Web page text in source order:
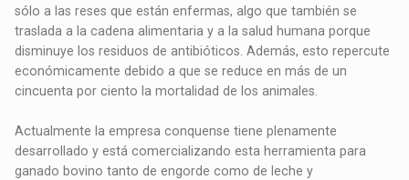
sólo a las reses que están enfermas, algo que también se
traslada a la cadena alimentaria y a la salud humana porque
disminuye los residuos de antibióticos. Además, esto repercute
económicamente debido a que se reduce en más de un
cincuenta por ciento la mortalidad de los animales.
Actualmente la empresa conquense tiene plenamente
desarrollado y está comercializando esta herramienta para
ganado bovino tanto de engorde como de leche y